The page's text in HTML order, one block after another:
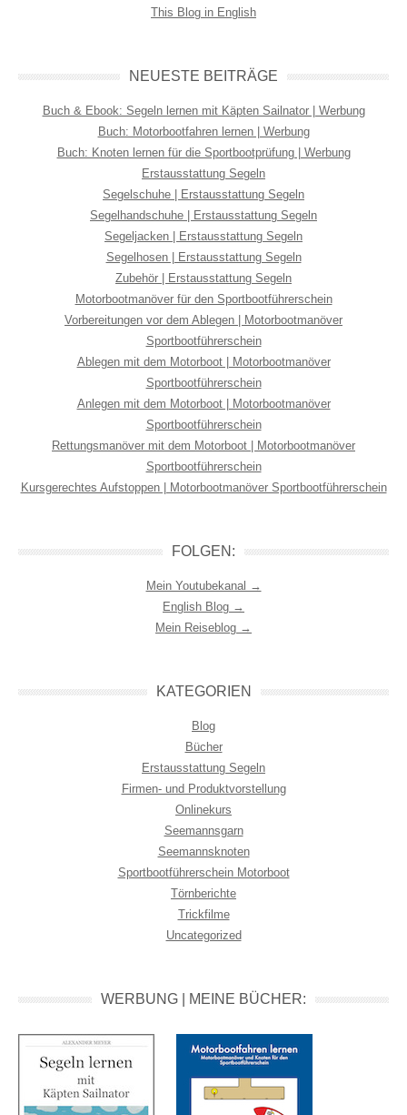
This Blog in English
NEUESTE BEITRÄGE
Buch & Ebook: Segeln lernen mit Käpten Sailnator | Werbung
Buch: Motorbootfahren lernen | Werbung
Buch: Knoten lernen für die Sportbootprüfung | Werbung
Erstausstattung Segeln
Segelschuhe | Erstausstattung Segeln
Segelhandschuhe | Erstausstattung Segeln
Segeljacken | Erstausstattung Segeln
Segelhosen | Erstausstattung Segeln
Zubehör | Erstausstattung Segeln
Motorbootmanöver für den Sportbootführerschein
Vorbereitungen vor dem Ablegen | Motorbootmanöver
Sportbootführerschein
Ablegen mit dem Motorboot | Motorbootmanöver
Sportbootführerschein
Anlegen mit dem Motorboot | Motorbootmanöver
Sportbootführerschein
Rettungsmanöver mit dem Motorboot | Motorbootmanöver
Sportbootführerschein
Kursgerechtes Aufstoppen | Motorbootmanöver Sportbootführerschein
FOLGEN:
Mein Youtubekanal →
English Blog →
Mein Reiseblog →
KATEGORIEN
Blog
Bücher
Erstausstattung Segeln
Firmen- und Produktvorstellung
Onlinekurs
Seemannsgarn
Seemannsknoten
Sportbootführerschein Motorboot
Törnberichte
Trickfilme
Uncategorized
WERBUNG | MEINE BÜCHER: